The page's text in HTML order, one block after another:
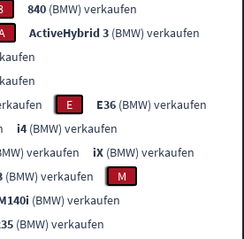
840 (BMW) verkaufen
ActiveHybrid 3 (BMW) verkaufen
E E36 (BMW) verkaufen
i4 (BMW) verkaufen
verkaufen iX (BMW) verkaufen
(BMW) verkaufen
M
(BMW) verkaufen
(BMW) verkaufen